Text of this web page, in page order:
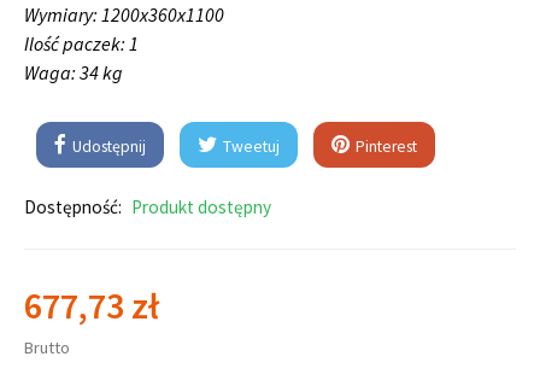
Wymiary: 1200x360x1100
Ilość paczek: 1
Waga: 34 kg
Udostępnij Tweetuj Pinterest
Dostępność: Produkt dostępny
677,73 zł
Brutto